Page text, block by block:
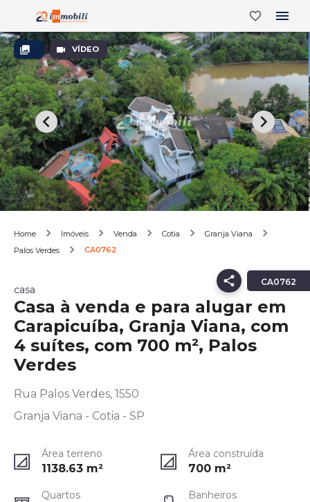
VÍDEO
Home Imóveis Venda Cotia
Granja Viana
Palos Verdes
CA0762
CA0762
casa
Casa à venda e para alugar em
Carapicuíba, Granja Viana, com
4 suítes, com 700 m², Palos
Verdes
Rua Palos Verdes, 1550
Granja Viana - Cotia - SP
Área terreno
1138.63 m²
Área construída
700 m²
Quartos Banheiros